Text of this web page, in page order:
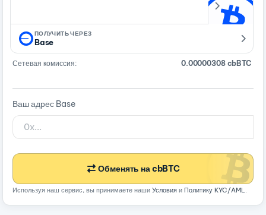
ПОЛУЧИТЬ ЧЕРЕЗ
Base
Сетевая комиссия: 0.00000308 cbBTC
Ваш адрес Base
Обменять на cbBTC
Используя наш сервис, вы принимаете наши Условия и Политику KYC/AML.